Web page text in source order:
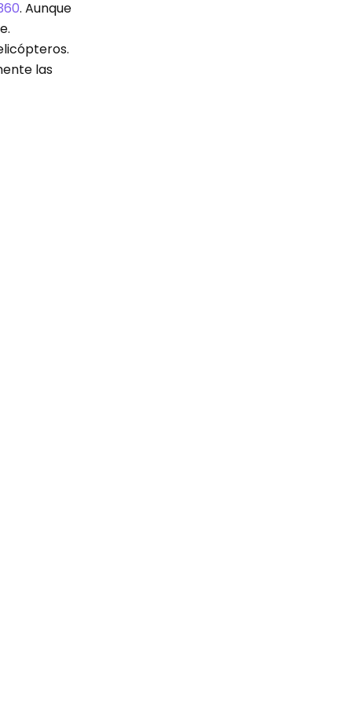
. Aunque
las